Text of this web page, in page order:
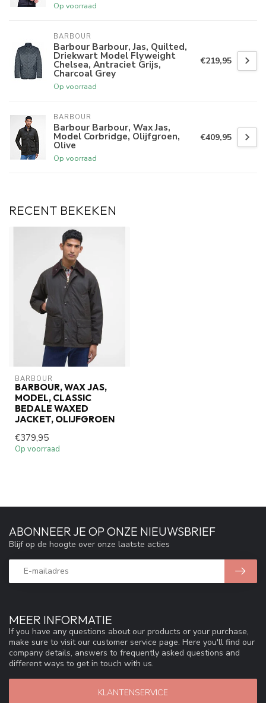
Op voorraad
BARBOUR
Barbour Barbour, Jas, Quilted,
Driekwart Model Flyweight
Chelsea, Antraciet Grijs,
Charcoal Grey
Op voorraad
€219,95
BARBOUR
Barbour Barbour, Wax Jas,
Model Corbridge, Olijfgroen,
Olive
Op voorraad
€409,95
RECENT BEKEKEN
BARBOUR
BARBOUR, WAX JAS,
MODEL, CLASSIC
BEDALE WAXED
JACKET, OLIJFGROEN
€379,95
Op voorraad
MEER INFORMATIE
If you have any questions about our products or your purchase,
make sure to visit our customer service page. Here you'll find our
company details, answers to frequently asked questions and
different ways to get in touch with us.
KLANTENSERVICE
ABONNEER JE OP ONZE NIEUWSBRIEF
Blijf op de hoogte over onze laatste acties